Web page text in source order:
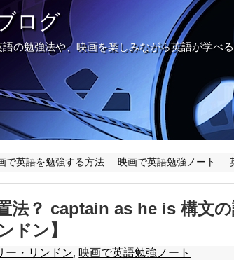
ログ
の勉強法や、映画を楽しみながら英語が学べ
で英語を勉強する方法 映画で英語勉強ノート
法？ captain as he is 構文
ドン】
ー・リンドン, 映画で英語勉強ノート